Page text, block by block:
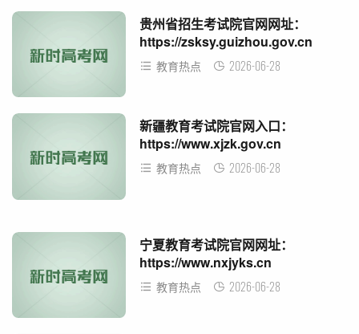
贵州省招生考试院官网网址：
https://zsksy.guizhou.gov.cn
教育热点 2026-06-28
新疆教育考试院官网入口：
https://www.xjzk.gov.cn
教育热点 2026-06-28
宁夏教育考试院官网网址：
https://www.nxjyks.cn
教育热点 2026-06-28